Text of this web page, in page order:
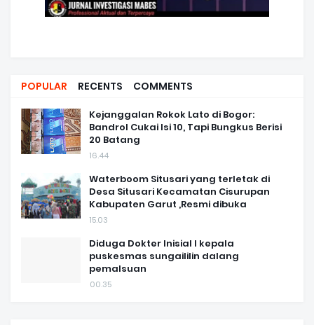
POPULAR RECENTS COMMENTS
Kejanggalan Rokok Lato di Bogor:
Bandrol Cukai Isi 10, Tapi Bungkus Berisi
20 Batang
16.44
Waterboom Situsari yang terletak di
Desa Situsari Kecamatan Cisurupan
Kabupaten Garut ,Resmi dibuka
15.03
Diduga Dokter Inisial I kepala
puskesmas sungaililin dalang
pemalsuan
00.35